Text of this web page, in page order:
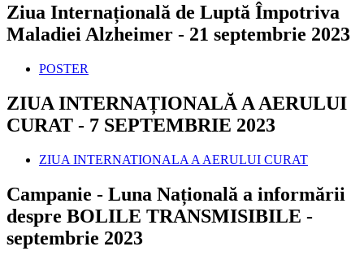
Ziua Internațională de Luptă Împotriva
Maladiei Alzheimer - 21 septembrie 2023
POSTER
ZIUA INTERNAȚIONALĂ A AERULUI
CURAT - 7 SEPTEMBRIE 2023
ZIUA INTERNATIONALA A AERULUI CURAT
Campanie - Luna Națională a informării
despre BOLILE TRANSMISIBILE -
septembrie 2023